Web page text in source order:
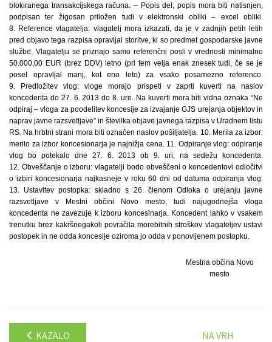
blokiranega transakcijskega računa. – Popis del; popis mora biti natisnjen,
podpisan ter žigosan priložen tudi v elektronski obliki – excel obliki.
8. Reference vlagatelja: vlagatelj mora izkazati, da je v zadnjih petih letih
pred objavo tega razpisa opravljal storitve, ki so predmet gospodarske javne
službe. Vlagatelju se priznajo samo referenčni posli v vrednosti minimalno
50.000,00 EUR (brez DDV) letno (pri tem velja enak znesek tudi, če se je
posel opravljal manj, kot eno leto) za vsako posamezno referenco.
9. Predložitev vlog: vloge morajo prispeti v zaprti kuverti na naslov
koncedenta do 27. 6. 2013 do 8. ure. Na kuverti mora biti vidna oznaka “Ne
odpiraj – vloga za poodelitev koncesije za izvajanje GJS urejanja objektov in
naprav javne razsvetljave” in številka objave javnega razpisa v Uradnem listu
RS. Na hrbtni strani mora biti označen naslov pošiljatelja. 10. Merila za izbor:
merilo za izbor koncesionarja je najnižja cena. 11. Odpiranje vlog: odpiranje
vlog bo potekalo dne 27. 6. 2013 ob 9. uri, na sedežu koncedenta.
12. Obveščanje o izboru: vlagatelji bodo obveščeni o koncedentovi odločitvi
o izbiri koncesionarja najkasneje v roku 60 dni od datuma odpiranja vlog.
13. Ustavitev postopka: skladno s 26. členom Odloka o urejanju javne
razsvetljave v Mestni občini Novo mesto, tudi najugodnejša vloga
koncedenta ne zavezuje k izboru koncesinarja. Koncedent lahko v vsakem
trenutku brez kakršnegakoli povračila morebitnih stroškov vlagateljev ustavi
postopek in ne odda koncesije oziroma jo odda v ponovljenem postopku.
Mestna občina Novo
mesto
KAZALO NA VRH